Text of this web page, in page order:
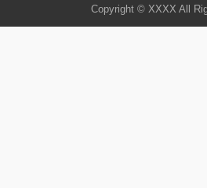
Copyright © XXXX All